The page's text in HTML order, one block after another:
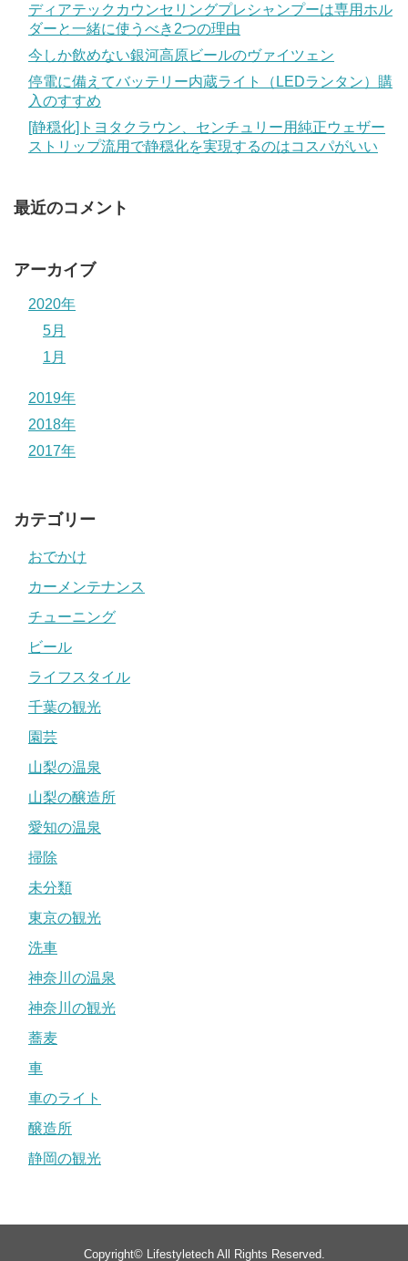
ディアテックカウンセリングプレシャンプーは専用ホル
ダーと一緒に使うべき2つの理由
今しか飲めない銀河高原ビールのヴァイツェン
停電に備えてバッテリー内蔵ライト（LEDランタン）購
入のすすめ
[静穏化]トヨタクラウン、センチュリー用純正ウェザー
ストリップ流用で静穏化を実現するのはコスパがいい
最近のコメント
アーカイブ
2020年
5月
1月
2019年
2018年
2017年
カテゴリー
おでかけ
カーメンテナンス
チューニング
ビール
ライフスタイル
千葉の観光
園芸
山梨の温泉
山梨の醸造所
愛知の温泉
掃除
未分類
東京の観光
洗車
神奈川の温泉
神奈川の観光
蕎麦
車
車のライト
醸造所
静岡の観光
Copyright© LifestyletechAll Rights Reserved.